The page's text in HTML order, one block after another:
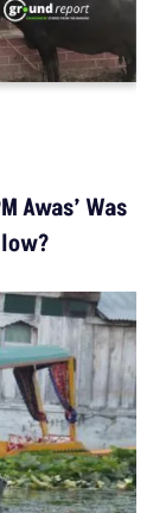
Awas’ Was